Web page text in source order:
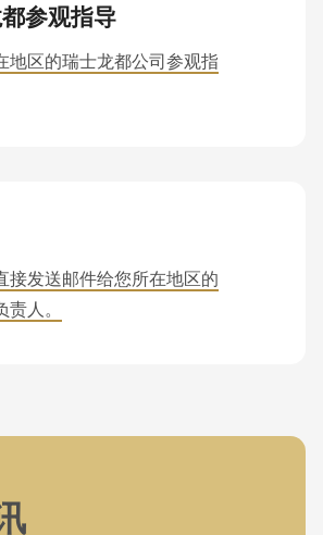
参观指导
地区的瑞士龙都公司参观指
接发送邮件给您所在地区的
人。